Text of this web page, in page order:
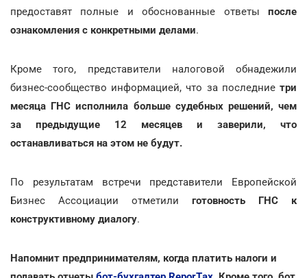
предоставят полные и обоснованные ответы после
ознакомления с конкретными делами.
Кроме того, представители налоговой обнадежили
бизнес-сообщество информацией, что за последние три
месяца ГНС исполнила больше судебных решений, чем
за предыдущие 12 месяцев и
заверили, что
останавливаться на этом не будут.
По результатам встречи представители Европейской
Бизнес Ассоциации отметили готовность ГНС к
конструктивному диалогу.
Напомнит предпринимателям, когда платить налоги и